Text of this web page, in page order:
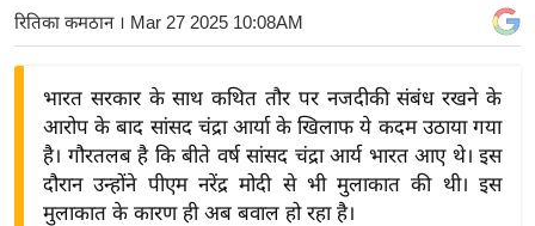
ज़
ने
द्यो
रितिका कमठान। Mar 27 2025 10:08AM
भारत सरकार के साथ कथित तौर पर नजदीकी संबंध रखने के
आरोप के बाद सांसद चंद्रा आर्या के खिलाफ ये कदम उठाया गया
है। गौरतलब है कि बीते वर्ष सांसद चंद्रा आर्य भारत आए थे। इस
दौरान उन्होंने पीएम नरेंद्र मोदी से भी मुलाकात की थी। इस
मुलाकात के कारण ही अब बवाल हो रहा है।